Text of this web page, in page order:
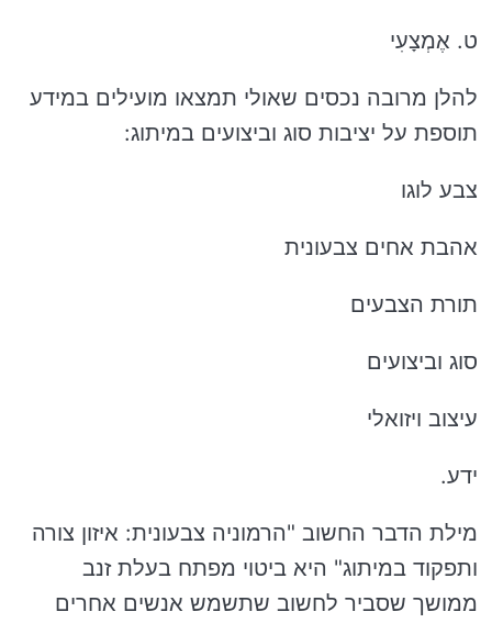
ט. אֶמְצָעִי
להלן מרובה נכסים שאולי תמצאו מועילים במידע
תוספת על יציבות סוג וביצועים במיתוג:
צבע לוגו
אהבת אחים צבעונית
תורת הצבעים
סוג וביצועים
עיצוב ויזואלי
ידע.
מילת הדבר החשוב "הרמוניה צבעונית: איזון צורה
ותפקוד במיתוג" היא ביטוי מפתח בעלת זנב
ממושך שסביר לחשוב שתשמש אנשים אחרים